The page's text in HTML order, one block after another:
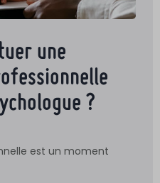
une
?
est un moment